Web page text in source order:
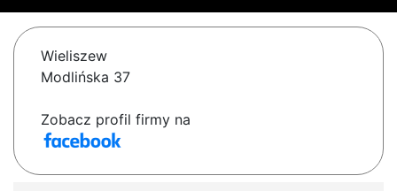
Wieliszew
Modlińska 37
Zobacz profil firmy na